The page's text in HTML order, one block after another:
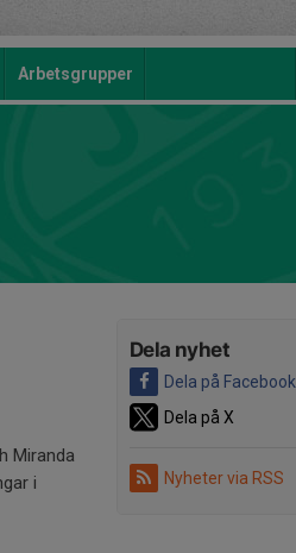
Arbetsgrupper
Dela nyhet
Dela på Facebook
Dela på X
Nyheter via RSS
Miranda
i